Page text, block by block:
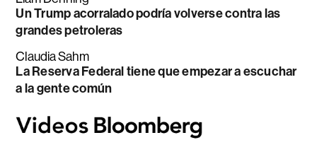
Un Trump acorralado podría volverse contra las
grandes petroleras
Claudia Sahm
La Reserva Federal tiene que empezar a escuchar
a la gente común